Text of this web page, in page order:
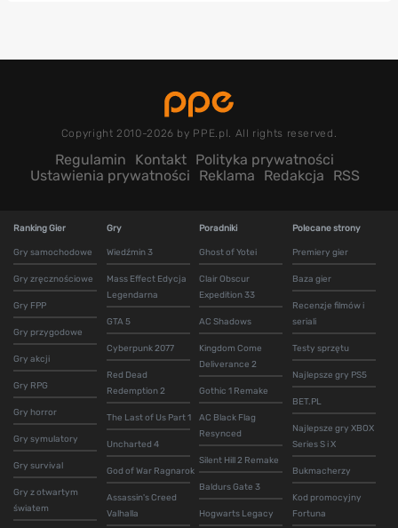
Copyright 2010-2026 by PPE.pl. All rights reserved.
Regulamin Kontakt Polityka prywatności
Ustawienia prywatności
Reklama Redakcja RSS
Ranking Gier
Gry samochodowe
Gry zręcznościowe
Gry FPP
Gry przygodowe
Gry akcji
Gry RPG
Gry horror
Gry symulatory
Gry survival
Gry z otwartym
światem
Gry
Wiedźmin 3
Mass Effect Edycja
Legendarna
GTA 5
Cyberpunk 2077
Red Dead
Redemption 2
The Last of Us Part 1
Uncharted 4
God of War Ragnarok
Assassin's Creed
Valhalla
Poradniki
Ghost of Yotei
Clair Obscur
Expedition 33
AC Shadows
Kingdom Come
Deliverance 2
Gothic 1 Remake
AC Black Flag
Resynced
Silent Hill 2 Remake
Baldurs Gate 3
Hogwarts Legacy
Polecane strony
Premiery gier
Baza gier
Recenzje filmów i
seriali
Testy sprzętu
Najlepsze gry PS5
BET.PL
Najlepsze gry XBOX
Series S i X
Bukmacherzy
Kod promocyjny
Fortuna